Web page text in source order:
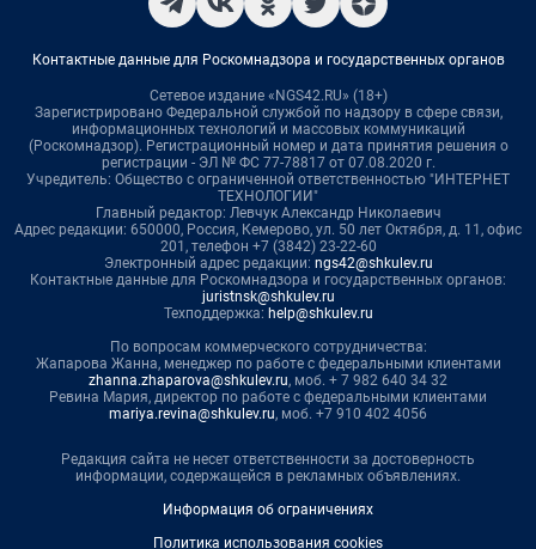
Контактные данные для Роскомнадзора и государственных органов
Сетевое издание «NGS42.RU» (18+)
Зарегистрировано Федеральной службой по надзору в сфере связи,
информационных технологий и массовых коммуникаций
(Роскомнадзор). Регистрационный номер и дата принятия решения о
регистрации - ЭЛ № ФС 77-78817 от 07.08.2020 г.
Учредитель: Общество с ограниченной ответственностью "ИНТЕРНЕТ
ТЕХНОЛОГИИ"
Главный редактор: Левчук Александр Николаевич
Адрес редакции: 650000, Россия, Кемерово, ул. 50 лет Октября, д. 11, офис
201, телефон +7 (3842) 23-22-60
Электронный адрес редакции: ngs42@shkulev.ru
Контактные данные для Роскомнадзора и государственных органов:
juristnsk@shkulev.ru
Техподдержка: help@shkulev.ru
По вопросам коммерческого сотрудничества:
Жапарова Жанна, менеджер по работе с федеральными клиентами
zhanna.zhaparova@shkulev.ru, моб. + 7 982 640 34 32
Ревина Мария, директор по работе с федеральными клиентами
mariya.revina@shkulev.ru, моб. +7 910 402 4056
Редакция сайта не несет ответственности за достоверность
информации, содержащейся в рекламных объявлениях.
Информация об ограничениях
Политика использования cookies